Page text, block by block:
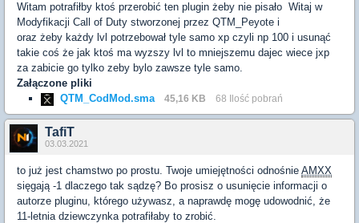
Witam potrafiłby ktoś przerobić ten plugin żeby nie pisało Witaj w
Modyfikacji Call of Duty stworzonej przez QTM_Peyote i
oraz żeby każdy lvl potrzebował tyle samo xp czyli np 100 i usunąć
takie coś że jak ktoś ma wyzszy lvl to mniejszemu dajec wiece jxp
za zabicie go tylko zeby bylo zawsze tyle samo.
Załączone pliki
QTM_CodMod.sma
45,16 KB 68 Ilość pobrań
TafiT
03.03.2021
to już jest chamstwo po prostu. Twoje umiejętności odnośnie AMXX
sięgają -1 dlaczego tak sądzę? Bo prosisz o usunięcie informacji o
autorze pluginu, którego używasz, a naprawdę mogę udowodnić, że
11-letnia dziewczynka potrafiłaby to zrobić.